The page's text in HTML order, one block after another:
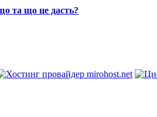
та що це даcть?